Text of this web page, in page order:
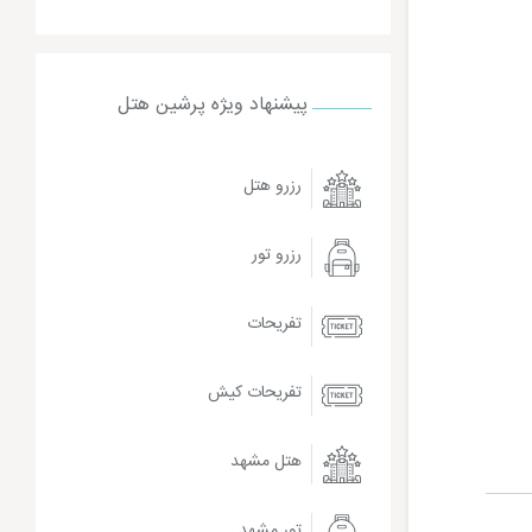
پیشنهاد ویژه پرشین هتل
رزرو هتل
رزرو تور
تفریحات
تفریحات کیش
هتل مشهد